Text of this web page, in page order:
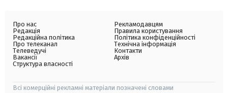
Про нас
Редакція
Редакційна політика
Про телеканал
Телеведучі
Вакансії
Структура власності
Рекламодавцям
Правила користування
Політика конфіденційності
Технічна інформація
Контакти
Архів
Всі комерційні рекламні матеріали позначені словами